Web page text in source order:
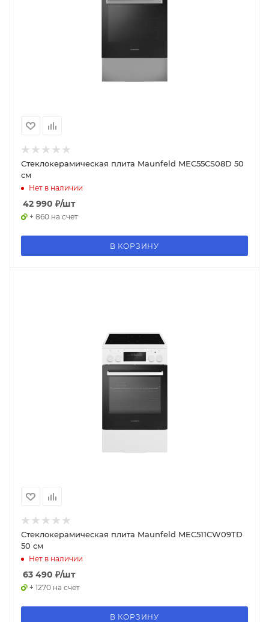
Стеклокерамическая плита Maunfeld MEC55CS08D 50
см
Нет в наличии
42 990 ₽/шт
+ 860 на счет
В КОРЗИНУ
Стеклокерамическая плита Maunfeld MEC511CW09TD
50 см
Нет в наличии
63 490 ₽/шт
+ 1270 на счет
В КОРЗИНУ